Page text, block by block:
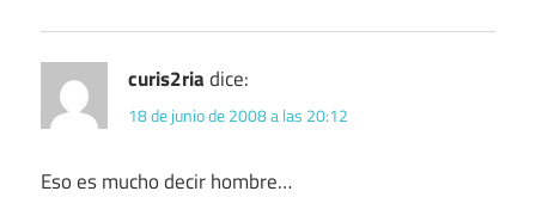
curis2riadice:
18 de junio de 2008 a las 20:12
Eso es mucho decir hombre…